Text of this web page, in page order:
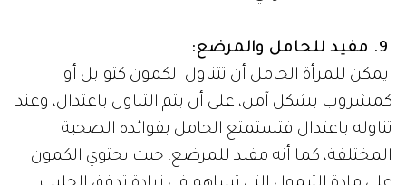
يمكن للمرأة الحامل أن تتناول الكمون كتوابل أو
كمشروب بشكل آمن، على أن يتم التناول باعتدال، وعند
تناوله باعتدال فتستمتع الحامل بفوائده الصحية
المختلفة، كما أنه مفيد للمرضع، حيث يحتوي الكمون